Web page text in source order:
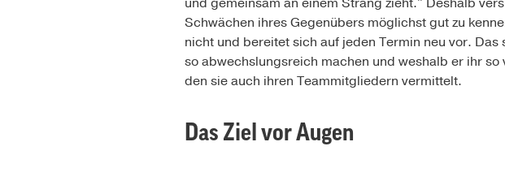
Schwächen ihres Gegenübers möglichst gut zu
nicht und bereitet sich auf jeden Termin neu vor.
so abwechslungsreich machen und weshalb er ihr so
den sie auch ihren Teammitgliedern vermittelt.
Das Ziel vor Augen